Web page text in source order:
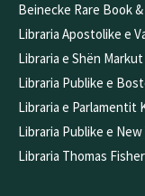
Beinecke Rare Book
Libraria Apostolike e
Libraria e Shën
Libraria Publike e
Libraria e Parlamentit
Libraria Publike e New
Libraria Thomas